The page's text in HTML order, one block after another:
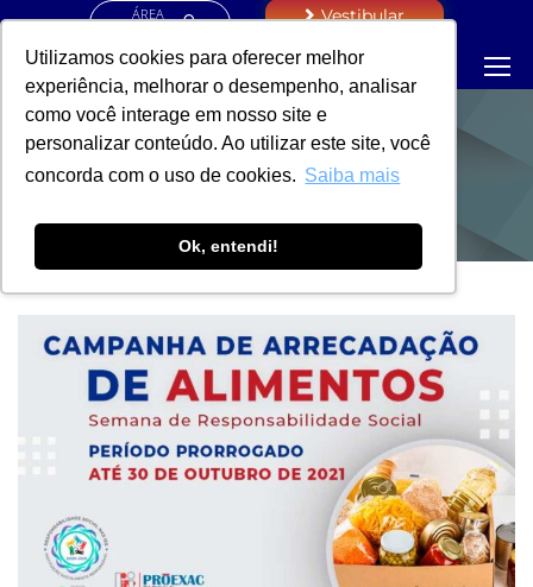
Utilizamos cookies para oferecer melhor
experiência, melhorar o desempenho, analisar
como você interage em nosso site e
personalizar conteúdo. Ao utilizar este site, você
concorda com o uso de cookies. Saiba mais
Ok, entendi!
ÁREA
Vestibular
NOTÍCIAS